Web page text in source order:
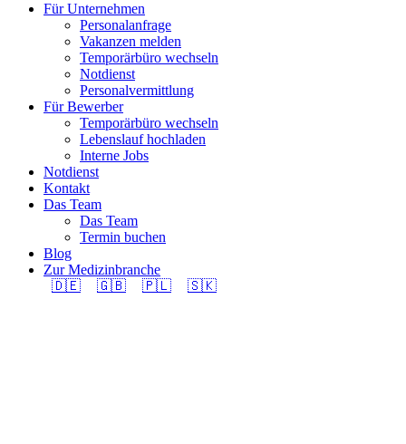
Für Unternehmen
Personalanfrage
Vakanzen melden
Temporärbüro wechseln
Notdienst
Personalvermittlung
Für Bewerber
Temporärbüro wechseln
Lebenslauf hochladen
Interne Jobs
Notdienst
Kontakt
Das Team
Das Team
Termin buchen
Blog
Zur Medizinbranche
🇩🇪
🇬🇧 🇵🇱 🇸🇰